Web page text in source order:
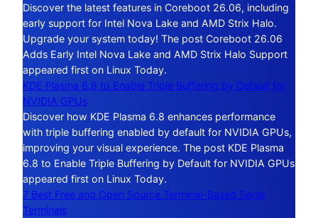
Discover the latest features in Coreboot 26.06, including
early support for Intel Nova Lake and AMD Strix Halo.
Upgrade your system today! The post Coreboot 26.06
Adds Early Intel Nova Lake and AMD Strix Halo Support
appeared first on Linux Today.
KDE Plasma 6.8 to Enable Triple Buffering by Default for
NVIDIA GPUs
Discover how KDE Plasma 6.8 enhances performance
with triple buffering enabled by default for NVIDIA GPUs,
improving your visual experience. The post KDE Plasma
6.8 to Enable Triple Buffering by Default for NVIDIA GPUs
appeared first on Linux Today.
7 Best Free and Open Source Terminal-Based Serial
Terminals